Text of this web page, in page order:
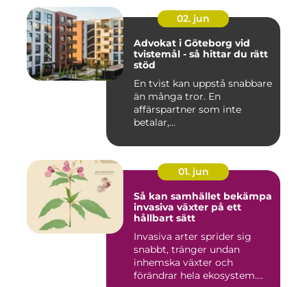
02. jun
Advokat i Göteborg vid
tvistemål - så hittar du rätt
stöd
En tvist kan uppstå snabbare
än många tror. En
affärspartner som inte
betalar,...
01. jun
Så kan samhället bekämpa
invasiva växter på ett
hållbart sätt
Invasiva arter sprider sig
snabbt, tränger undan
inhemska växter och
förändrar hela ekosystem.